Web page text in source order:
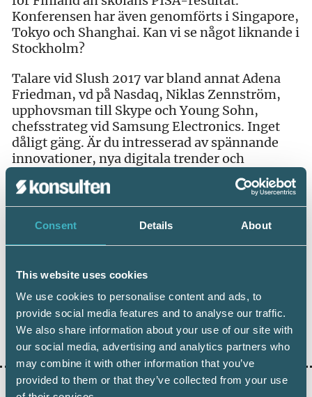
Consent Details About
This website uses cookies
We use cookies to personalise content and ads, to
provide social media features and to analyse our traffic.
We also share information about your use of our site with
our social media, advertising and analytics partners who
may combine it with other information that you’ve
provided to them or that they’ve collected from your use
Konferensen har även genomförts i Singapore,
Tokyo och Shanghai. Kan vi se något liknande i
Stockholm?
Talare vid Slush 2017 var bland annat Adena
Friedman, vd på Nasdaq, Niklas Zennström,
upphovsman till Skype och Young Sohn,
chefsstrateg vid Samsung Electronics. Inget
dåligt gäng. Är du intresserad av spännande
innovationer, nya digitala trender och
föreläsare från världsledande företag ska du
boka in sista veckan i november 2018. Då är det
dags för nästa års event. Trots mörker och kyla
har Norden aldrig varit mer upplyst.
Dela: